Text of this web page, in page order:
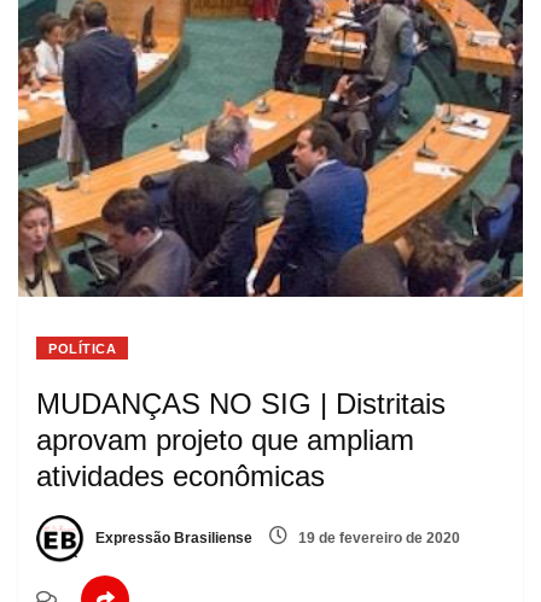
POLÍTICA
MUDANÇAS NO SIG | Distritais
aprovam projeto que ampliam
atividades econômicas
Expressão Brasiliense 19 de fevereiro de 2020